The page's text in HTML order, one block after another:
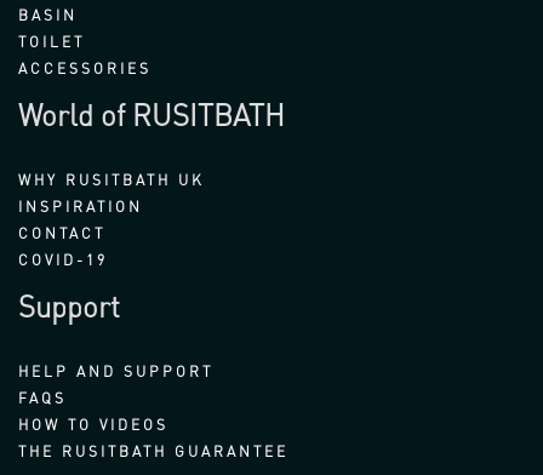
BASIN
TOILET
ACCESSORIES
World of RUSITBATH
WHY RUSITBATH UK
INSPIRATION
CONTACT
COVID-19
Support
HELP AND SUPPORT
FAQS
HOW TO VIDEOS
THE RUSITBATH GUARANTEE